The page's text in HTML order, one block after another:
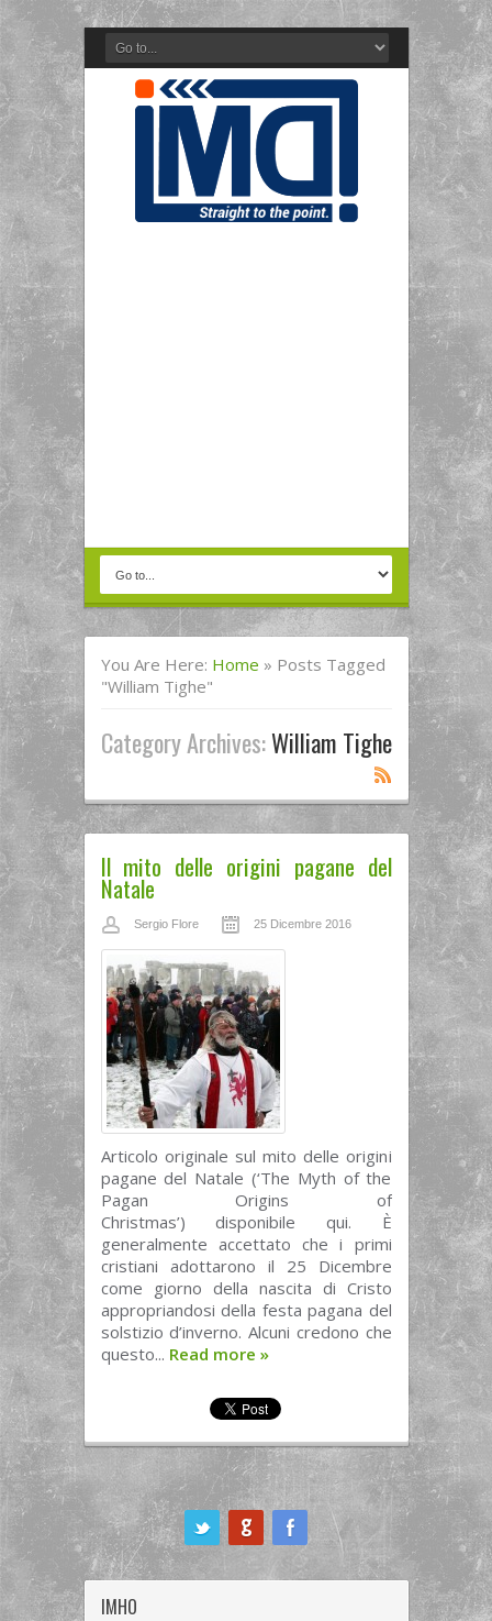
You Are Here: Home » Posts Tagged
"William Tighe"
Category Archives:William Tighe
Il mito delle origini pagane del
Natale
Sergio Flore 25 Dicembre 2016
Articolo originale sul mito delle origini
pagane del Natale (‘The Myth of the
Pagan Origins of
Christmas’) disponibile qui. È
generalmente accettato che i primi
cristiani adottarono il 25 Dicembre
come giorno della nascita di Cristo
appropriandosi della festa pagana del
solstizio d’inverno. Alcuni credono che
questo... Read more »
IMHO